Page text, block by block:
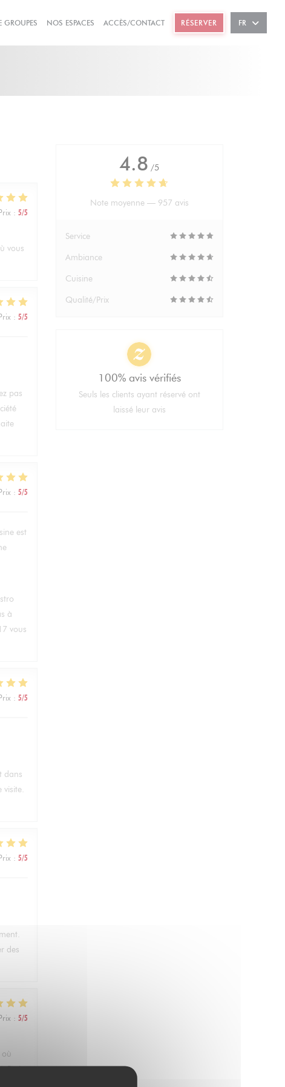
GROUPES((OUVRE UNE NOUVELLE FENÊTRE))
NOS ESPACES((OUVRE UNE NOUVELLE FENÊTRE))
ACCÈS/CONTACT RÉSERVER FR
: 5/5
vous
: 5/5
pas
: 5/5
est
à
vous
: 5/5
dans
visite.
: 5/5
des
: 5/5
où
Paris
4.8 /5
Note moyenne — 957 avis
Service
Ambiance
Cuisine
Qualité/Prix
100% avis vérifiés
Seuls les clients ayant réservé ont
laissé leur avis